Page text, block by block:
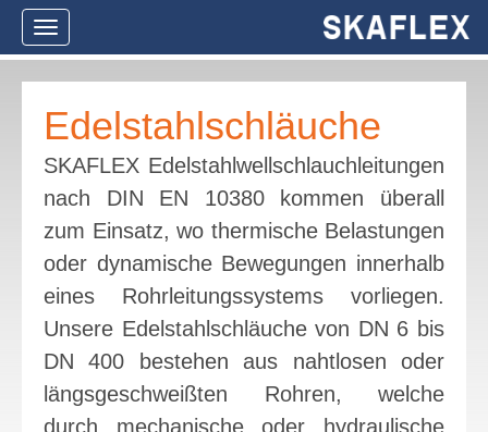
Navigation
ein-/ausblenden
Edelstahlschläuche
SKAFLEX Edelstahlwellschlauchleitungen
nach DIN EN 10380 kommen überall
zum Einsatz, wo thermische Belastungen
oder dynamische Bewegungen innerhalb
eines Rohrleitungssystems vorliegen.
Unsere Edelstahlschläuche von DN 6 bis
DN 400 bestehen aus nahtlosen oder
längsgeschweißten Rohren, welche
durch mechanische oder hydraulische